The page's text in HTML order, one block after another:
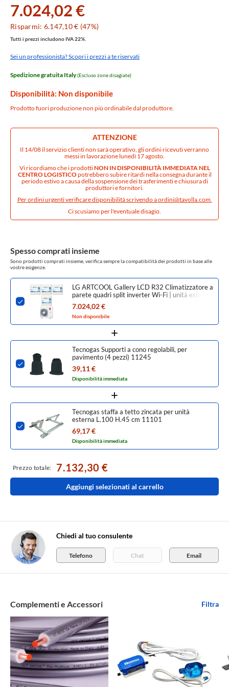
7.024,02 €
Risparmi: 6.147,10 € (47%)
Tutti i prezzi includono IVA 22%.
Sei un professionista? Scopri i prezzi a te riservati
Spedizione gratuita Italy(Escluso zone disagiate)
Disponibilità: Non disponibile
Prodotto fuori produzione non più ordinabile dal produttore.
ATTENZIONE
Il 14/08 il servizio clienti non sarà operativo, gli ordini ricevuti verranno
messi in lavorazione lunedì 17 agosto.
Vi ricordiamo che i prodottiNON IN DISPONIBILITÀ IMMEDIATA NEL
CENTRO LOGISTICOpotrebbero subire ritardi nella consegna durante il
periodo estivo a causa della sospensione dei trasferimenti e chiusura di
produttori e fornitori.
Per ordini urgenti verificare disponibilità scrivendo aordini@tavolla.com.
Ci scusiamo per l'eventuale disagio.
Complementi e Accessori Filtra
Spesso comprati insieme
Sono prodotti comprati insieme, verifica sempre la compatibilità dei prodotti in base alle
vostre esigenze.
LG ARTCOOL Gallery LCD R32 Climatizzatore a
parete quadri split inverter Wi-Fi | unità esterna
8.8 kW unità interne 9000+9000+9000+9000
BTU MU5R30.U42+A[09|09|09|09]GA2.NSE
7.024,02 €
Non disponibile
Tecnogas Supporti a cono regolabili, per
pavimento (4 pezzi) 11245
39,11 €
Disponibilità immediata
Tecnogas staffa a tetto zincata per unità
esterna L.100 H.45 cm 11101
69,17 €
Disponibilità immediata
Prezzo totale: 7.132,30 €
Aggiungi selezionati al carrello
Chiedi al tuo consulente
Telefono Chat Email